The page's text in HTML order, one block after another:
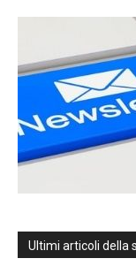
Ultimi articoli della